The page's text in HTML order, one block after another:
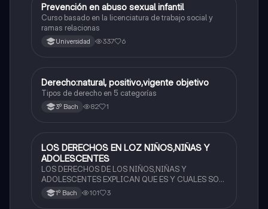
Ética y valores
Prevención en abuso sexual infantil
Curso basado en la licenciatura de trabajo social y
ramas relacionas
Universidad 337 6
Ética y valores
Derecho:natural, positivo,vigente objetivo
Tipos de derecho en 5 categorías
3º Bach 82 1
Ética y valores
LOS DERECHOS EN LOZ NIÑOS,NIÑAS Y
ADOLESCENTES
LOS DERECHOS DE LOS NIÑOS,NIÑAS Y
ADOLESCENTES EXPLICAN QUE ES Y CUALES SON
SUS DERECHOS
1º Bach 101 3